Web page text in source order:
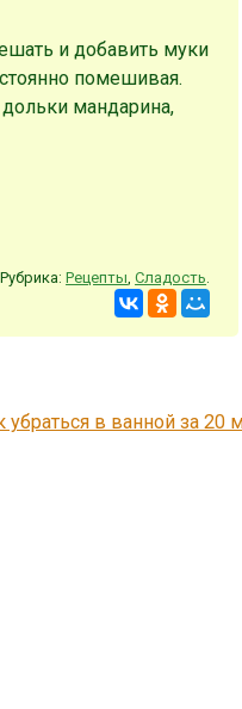
и добавить муки
помешивая.
мандарина,
Рубрика:Рецепты ,Сладость
убраться в ванной за 20